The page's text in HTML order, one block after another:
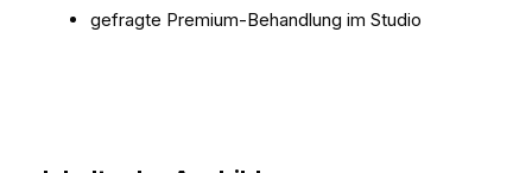
gefragte Premium-Behandlung im Studio